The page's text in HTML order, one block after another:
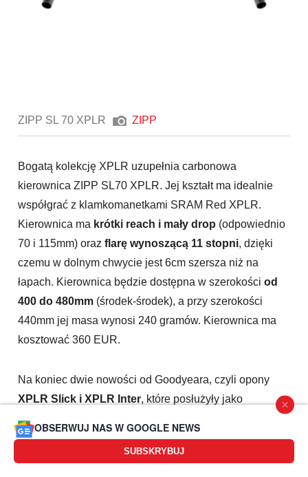
ZIPP SL 70 XPLR ZIPP
Bogatą kolekcję XPLR uzupełnia carbonowa
kierownica ZIPP SL70 XPLR. Jej kształt ma idealnie
współgrać z klamkomanetkami SRAM Red XPLR.
Kierownica ma krótki reach i mały drop (odpowiednio
70 i 115mm) orazflarę wynoszącą 11 stopni, dzięki
czemu w dolnym chwycie jest 6cm szersza niż na
łapach. Kierownica będzie dostępna w szerokościod
400 do 480mm (środek-środek), a przy szerokości
440mm jej masa wynosi 240 gramów. Kierownica ma
kosztować 360 EUR.
Na koniec dwie nowości od Goodyeara, czyli opony
XPLR Slick i XPLR Inter, które posłużyły jako
"modele" do budowy kół ZIPP. Pierwszy z nich, jak
sama nazwa wskazuje, stawia przede wszystkim na
szybkość i przeznaczony jest na suche, twarde trasy.
OBSERWUJ NAS W GOOGLE NEWS
SUBSKRYBUJ